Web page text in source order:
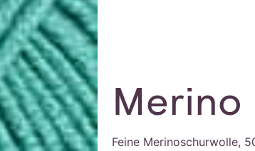
Merino
Feine Merinoschurwolle,